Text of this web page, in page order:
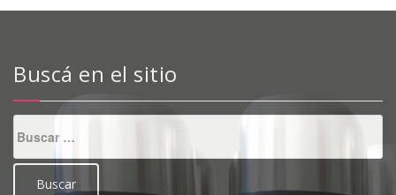
Buscá en el sitio